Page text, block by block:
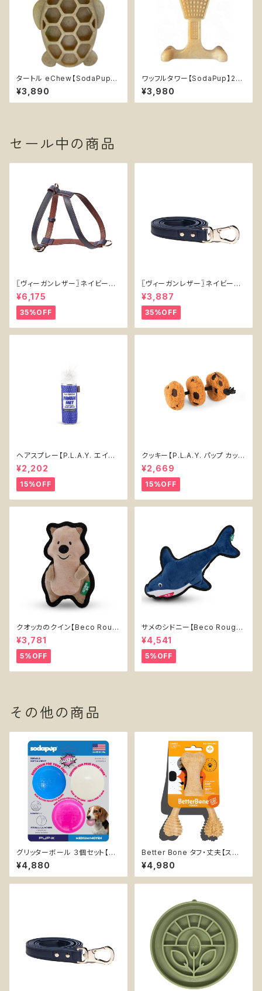
タートル eChew【SodaPup】
超耐久性 丈夫 カミカミ おもち
ゃ チュートイ 知育 エンリッチメ
ソダパップ Turtle
¥3,890
ワッフルタワー【SodaPup】2-i
n-1 エンリッチメント デンタル
超耐久性 丈夫 カミカミ おもち
ゃ チュートイ 知育 ソダパップ W
¥3,980
セール中の商品
〖ヴィーガンレザー〗ネイビーハ
ーネス【Vegan Leather Navy
Harness】
¥6,175
35%OFF
〖ヴィーガンレザー〗ネイビーリ
ード【Vegan Leather Navy L
ead】
¥3,887
35%OFF
ヘアスプレー【P.L.A.Y. エイテ
ィーズ クラシック】犬用おもちゃ
Pawqua Net 【P.L.A.Y. 80s
Classics Collection】
¥2,202
15%OFF
クッキー【P.L.A.Y. パップ カップ
カフェ】犬用おもちゃ Cookies
n' Treats 【P.L.A.Y. Pup Cup
Cafe Collection】
¥2,669
15%OFF
クオッカのクイン【Beco Roug
h & Tough Recycled Plasti
c Quokka】
¥3,781
5%OFF
サメのシドニー【Beco Rough
& Tough Recycled Plastic
Shark】
¥4,541
5%OFF
その他の商品
グリッターボール ３個セット【So
daPup】浮く 持ってこい エンリ
ッチメント おやつ入れ可 ソフト
ラメ
¥4,880
Better Bone タフ・丈夫【スモ
ール】無添加 天然素材 フードグ
レード 安心 安全 チュートイ 優
しい 噛むおもちゃ 中型犬
¥4,980